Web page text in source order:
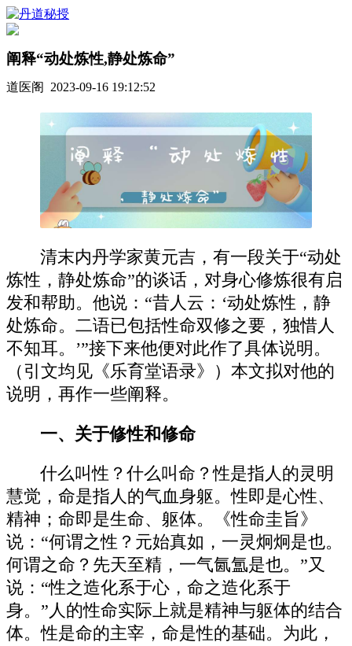
阐释“动处炼性,静处炼命”
道医阁 2023-09-16 19:12:52
清末内丹学家黄元吉，有一段关于“动处
炼性，静处炼命”的谈话，对身心修炼很有启
发和帮助。他说：“昔人云：‘动处炼性，静
处炼命。二语已包括性命双修之要，独惜人
不知耳。’”接下来他便对此作了具体说明。
（引文均见《乐育堂语录》）本文拟对他的
说明，再作一些阐释。
一、关于修性和修命
什么叫性？什么叫命？性是指人的灵明
慧觉，命是指人的气血身躯。性即是心性、
精神；命即是生命、躯体。《性命圭旨》
说：“何谓之性？元始真如，一灵炯炯是也。
何谓之命？先天至精，一气氤氲是也。”又
说：“性之造化系于心，命之造化系于
身。”人的性命实际上就是精神与躯体的结合
体。性是命的主宰，命是性的基础。为此，